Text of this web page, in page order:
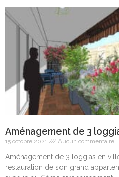
Aménagement de 3
15 octobre 2021 Aucun commentaire
Aménagement de 3 loggias en
restauration de son grand